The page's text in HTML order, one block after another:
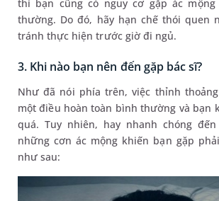
thì bạn cũng có nguy cơ gặp ác
thường. Do đó, hãy hạn chế thói quen
tránh thực hiện trước giờ đi ngủ.
3. Khi nào bạn nên đến gặp bác sĩ?
Như đã nói phía trên, việc thỉnh
một điều hoàn toàn bình thường và bạn
quá. Tuy nhiên, hay nhanh chóng
những cơn ác mộng khiến bạn gặp
như sau: